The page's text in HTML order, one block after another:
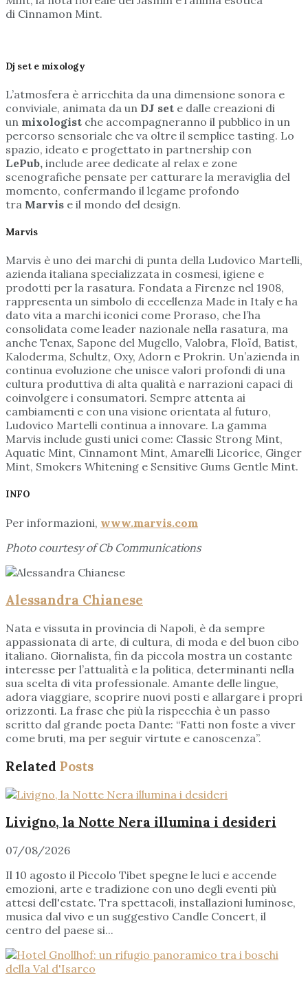
di Cinnamon Mint.
Dj set e mixology
L’atmosfera è arricchita da una dimensione sonora e
conviviale, animata da un DJ set e dalle creazioni di
un mixologist che accompagneranno il pubblico in un
percorso sensoriale che va oltre il semplice tasting. Lo
spazio, ideato e progettato in partnership con
LePub, include aree dedicate al relax e zone
scenografiche pensate per catturare la meraviglia del
momento, confermando il legame profondo
tra Marvis e il mondo del design.
Marvis
Marvis è uno dei marchi di punta della Ludovico Martelli,
azienda italiana specializzata in cosmesi, igiene e
prodotti per la rasatura. Fondata a Firenze nel 1908,
rappresenta un simbolo di eccellenza Made in Italy e ha
dato vita a marchi iconici come Proraso, che l’ha
consolidata come leader nazionale nella rasatura, ma
anche Tenax, Sapone del Mugello, Valobra, Floïd, Batist,
Kaloderma, Schultz, Oxy, Adorn e Prokrin. Un’azienda in
continua evoluzione che unisce valori profondi di una
cultura produttiva di alta qualità e narrazioni capaci di
coinvolgere i consumatori. Sempre attenta ai
cambiamenti e con una visione orientata al futuro,
Ludovico Martelli continua a innovare. La gamma
Marvis include gusti unici come: Classic Strong Mint,
Aquatic Mint, Cinnamont Mint, Amarelli Licorice, Ginger
Mint, Smokers Whitening e Sensitive Gums Gentle Mint.
INFO
Per informazioni, www.marvis.com
Photo courtesy of Cb Communications
Alessandra Chianese
Nata e vissuta in provincia di Napoli, è da sempre
appassionata di arte, di cultura, di moda e del buon cibo
italiano. Giornalista, fin da piccola mostra un costante
interesse per l’attualità e la politica, determinanti nella
sua scelta di vita professionale. Amante delle lingue,
adora viaggiare, scoprire nuovi posti e allargare i propri
orizzonti. La frase che più la rispecchia è un passo
scritto dal grande poeta Dante: “Fatti non foste a viver
come bruti, ma per seguir virtute e canoscenza”.
Related Posts
Livigno, la Notte Nera illumina i desideri
07/08/2026
Il 10 agosto il Piccolo Tibet spegne le luci e accende
emozioni, arte e tradizione con uno degli eventi più
attesi dell'estate. Tra spettacoli, installazioni luminose,
musica dal vivo e un suggestivo Candle Concert, il
centro del paese si...